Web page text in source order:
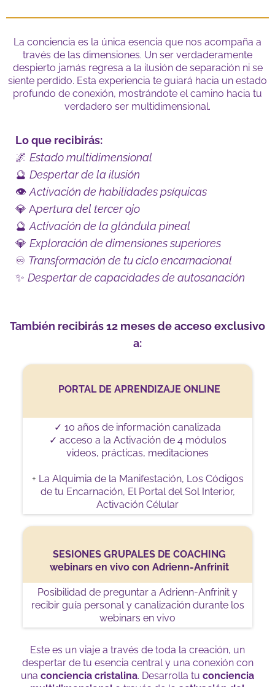
La conciencia es la única esencia que nos acompaña a
través de las dimensiones. Un ser verdaderamente
despierto jamás regresa a la ilusión de separación ni se
siente perdido. Esta experiencia te guiará hacia un estado
profundo de conexión, mostrándote el camino hacia tu
verdadero ser multidimensional.
Lo que recibirás:
🌌 Estado multidimensional
🔮 Despertar de la ilusión
👁️Activación de habilidades psíquicas
💎 Apertura del tercer ojo
🔮Activación de la glándula pineal
💎 Exploración de dimensiones superiores
♾️ Transformación de tu ciclo encarnacional
✨ Despertar de capacidades de autosanación
También recibirás 12 meses de acceso exclusivo
a:
PORTAL DE APRENDIZAJE ONLINE
✓ 10 años de información canalizada
✓ acceso a la Activación de 4 módulos
videos, prácticas, meditaciones
+ La Alquimia de la Manifestación, Los Códigos
de tu Encarnación, El Portal del Sol Interior,
Activación Célular
SESIONES GRUPALES DE COACHING
webinars en vivo con Adrienn-Anfrinit
Posibilidad de preguntar a Adrienn-Anfrinit y
recibir guía personal y canalización durante los
webinars en vivo
Este es un viaje a través de toda la creación, un
despertar de tu esencia central y una conexión con
una conciencia cristalina. Desarrolla tu conciencia